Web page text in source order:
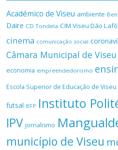
Académico de Viseu ambiente
Daire CD Tondela CIM Viseu Dão
cinema comunicação social
Câmara Municipal de Viseu
economia empreendedorismo
Escola Superior de Educação de Viseu
futsal IEFP Instituto
IPV jornalismo
município de Viseu